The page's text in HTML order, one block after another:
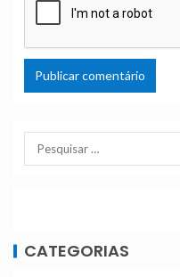
CATEGORIAS